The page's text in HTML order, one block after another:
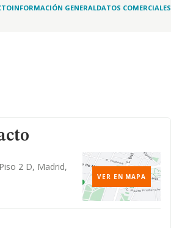
INFORMACIÓN GENERALDATOS COMERCIALES
2 D, Madrid,
VER EN MAPA